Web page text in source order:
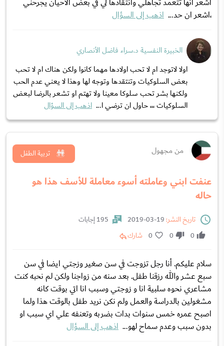
،اشعر ان حد... اذهب إلى السؤال
الخبيرة النفسية د.سراء فاضل الأنصاري
اولا لاتوجد ام لا تحب اولادها مهما كانوا ولكن هناك ام لا تحب
بعض السلوكيات وتنتقدها وتوجه لها وهذا لا يعني عدم الحب
ولكنها بشر تحب سلوكا معينا ولا تهتم او تشعر بالرضا لبعض
السلوكيات ،،، حاول ان ترضي ا... اذهب إلى السؤال
من مجهول
عنفت ابني وعاملته أسوء معاملة للأسف هذا هو
حاله
تربية الطفل
تاريخ النشر:
195 إجابات
0
0
0 شارك
سلام عليكم. أنا رجل تزوجت في سن صغير وزجتي ايضا في سن
سبع عشر والله رزقنا طفل. بعد سنه من زواجنا ولكن لم نحبه كنت
مشاعري نحوه سلبية انا و زوجتي وسبب انا اتي بوقت كانه
مشغولين بالدراسة والعمل ولم نكن نريد طفل بالوقت هذا ولما
اصبح عمره خمس سنوات بدات بضربه وتعنفه علي اي سبب او
بدون سبب وعدم سماح لهو... اذهب إلى السؤال